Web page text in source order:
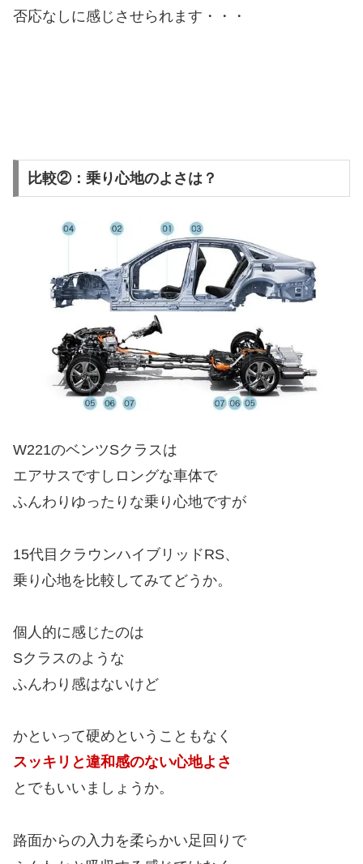
否応なしに感じさせられます・・・
比較②：乗り心地のよさは？
W221のベンツSクラスは
エアサスですしロングな車体で
ふんわりゆったりな乗り心地ですが
15代目クラウンハイブリッドRS、
乗り心地を比較してみてどうか。
個人的に感じたのは
Sクラスのような
ふんわり感はないけど
かといって硬めということもなく
スッキリと違和感のない心地よさ
とでもいいましょうか。
路面からの入力を柔らかい足回りで